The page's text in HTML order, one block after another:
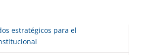
estratégicos para el